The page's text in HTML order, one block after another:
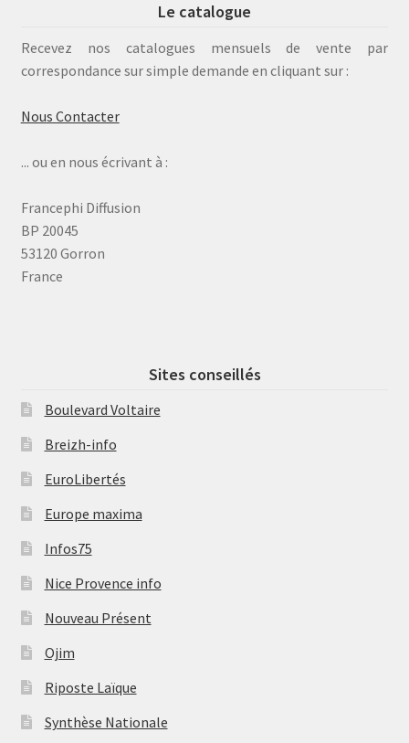
Le catalogue
Recevez nos catalogues mensuels de vente par
correspondance sur simple demande en cliquant sur :
Nous Contacter
... ou en nous écrivant à :
Francephi Diffusion
BP 20045
53120 Gorron
France
Sites conseillés
Boulevard Voltaire
Breizh-info
EuroLibertés
Europe maxima
Infos75
Nice Provence info
Nouveau Présent
Ojim
Riposte Laïque
Synthèse Nationale